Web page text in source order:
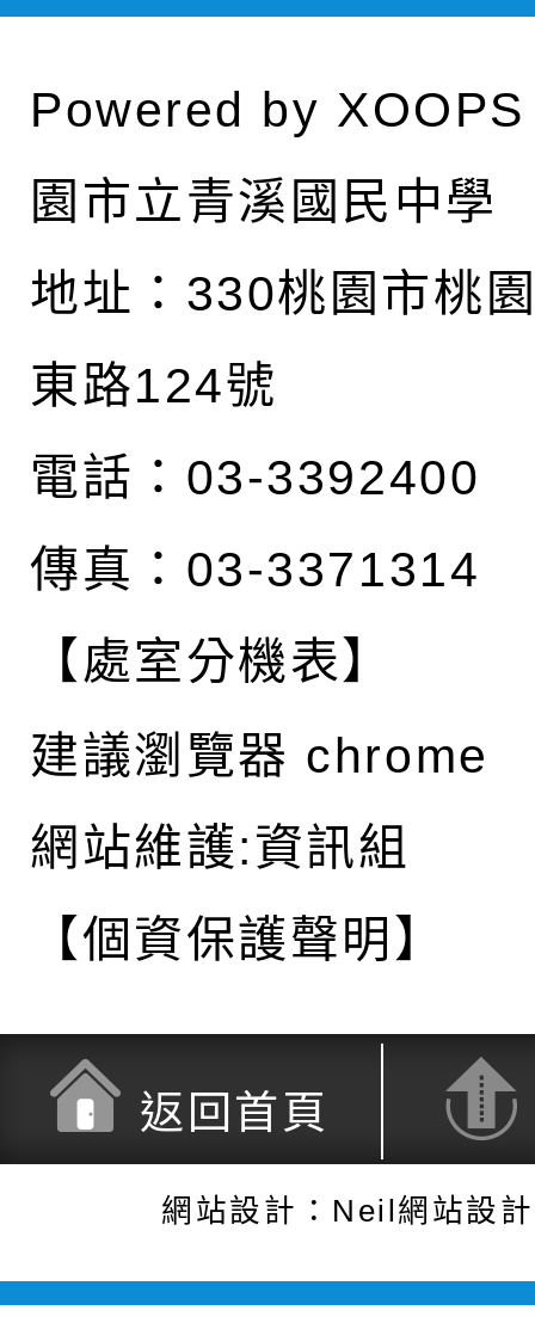
Powered by XOOPS
園市立青溪國民中學
地址： 330桃園市桃
東路124號
電話：03-3392400
傳真：03-3371314
【處室分機表】
建議瀏覽器 chrome
網站維護:資訊組
【個資保護聲明】
返回首頁
網站設計：Neil網站設